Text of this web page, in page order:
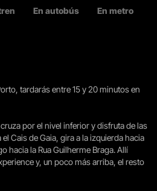
En autobús En metro
tardarás entre 15 y 20 minutos en
por el nivel inferior y disfruta de las
Cais de Gaia, gira a la izquierda hacia
hacia la Rua Guilherme Braga. Allí
y, un poco más arriba, el resto